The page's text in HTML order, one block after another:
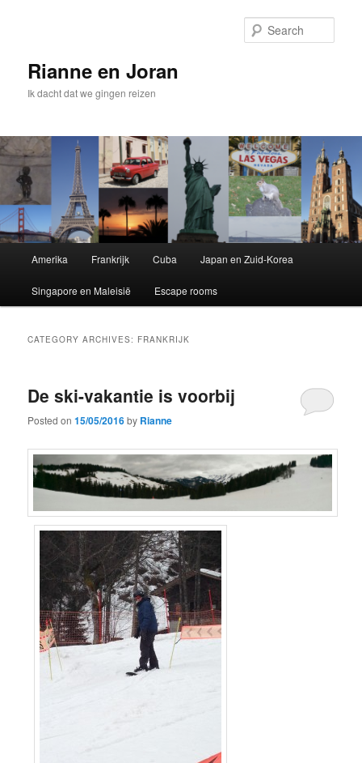
Rianne en Joran
Ik dacht dat we gingen reizen
Skip
to
Skip
to
Amerika Frankrijk Cuba Japan en Zuid-Korea
Singapore en Maleisië Escape rooms
CATEGORY ARCHIVES: FRANKRIJK
De ski-vakantie is voorbij
Posted on15/05/2016by Rianne